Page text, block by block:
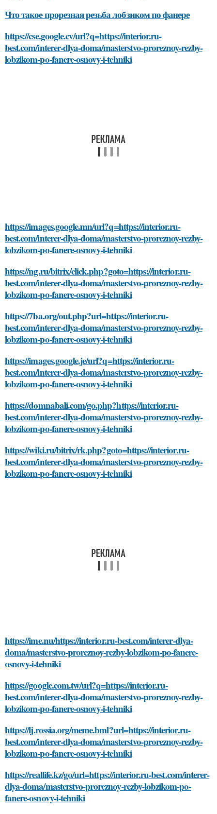
Что такое прорезная резьба лобзиком по фанере
https://cse.google.cv/url?q=https://interior.ru-
best.com/interer-dlya-doma/masterstvo-proreznoy-rezby-
lobzikom-po-fanere-osnovy-i-tehniki
https://images.google.mn/url?q=https://interior.ru-
best.com/interer-dlya-doma/masterstvo-proreznoy-rezby-
lobzikom-po-fanere-osnovy-i-tehniki
https://ng.ru/bitrix/click.php?goto=https://interior.ru-
best.com/interer-dlya-doma/masterstvo-proreznoy-rezby-
lobzikom-po-fanere-osnovy-i-tehniki
https://7ba.org/out.php?url=https://interior.ru-
best.com/interer-dlya-doma/masterstvo-proreznoy-rezby-
lobzikom-po-fanere-osnovy-i-tehniki
https://images.google.je/url?q=https://interior.ru-
best.com/interer-dlya-doma/masterstvo-proreznoy-rezby-
lobzikom-po-fanere-osnovy-i-tehniki
https://domnabali.com/go.php?https://interior.ru-
best.com/interer-dlya-doma/masterstvo-proreznoy-rezby-
lobzikom-po-fanere-osnovy-i-tehniki
https://wiki.ru/bitrix/rk.php?goto=https://interior.ru-
best.com/interer-dlya-doma/masterstvo-proreznoy-rezby-
lobzikom-po-fanere-osnovy-i-tehniki
https://ime.nu/https://interior.ru-best.com/interer-dlya-
doma/masterstvo-proreznoy-rezby-lobzikom-po-fanere-
osnovy-i-tehniki
https://google.com.tw/url?q=https://interior.ru-
best.com/interer-dlya-doma/masterstvo-proreznoy-rezby-
lobzikom-po-fanere-osnovy-i-tehniki
https://lj.rossia.org/meme.bml?url=https://interior.ru-
best.com/interer-dlya-doma/masterstvo-proreznoy-rezby-
lobzikom-po-fanere-osnovy-i-tehniki
https://reallife.kz/go/url=https://interior.ru-best.com/interer-
dlya-doma/masterstvo-proreznoy-rezby-lobzikom-po-
fanere-osnovy-i-tehniki